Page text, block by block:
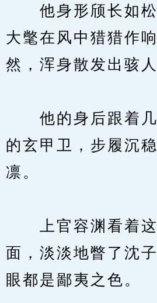
他身形颀长如松
大氅在风中猎猎作
然，浑身散发出骇人
他的身后跟着几
的玄甲卫，步履沉
凛。
上官容渊看着这
面，淡淡地瞥了沈
眼都是鄙夷之色。